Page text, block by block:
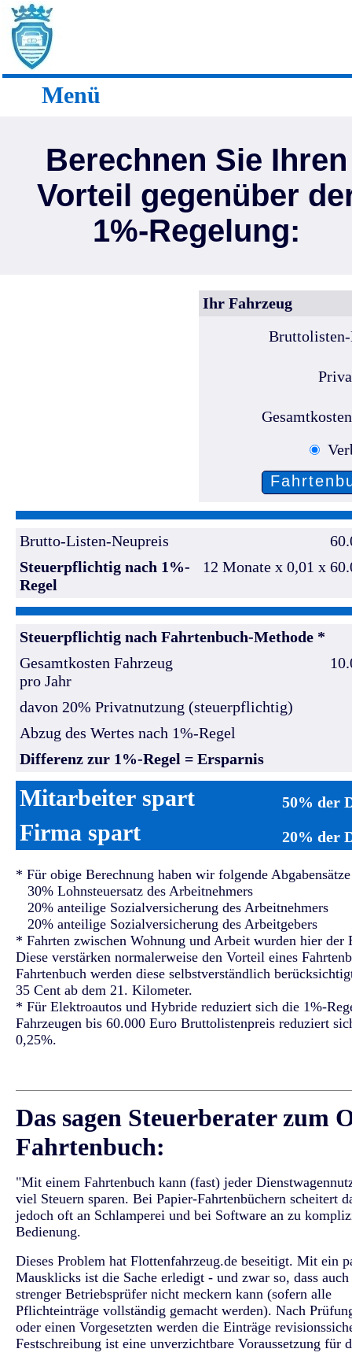
Menü
Berechnen Sie Ihren
Vorteil gegenüber
1%-Regelung:
Ihr Fahrzeug
Brutto-Listen-Neupreis
Steuerpflichtig nach 1%-
Regel
12 Monate x 0,01 x
Steuerpflichtig nach Fahrtenbuch-Methode *
Gesamtkosten Fahrzeug
pro Jahr
davon 20% Privatnutzung (steuerpflichtig)
Abzug des Wertes nach 1%-Regel
Differenz zur 1%-Regel = Ersparnis
Mitarbeiter spart 50% der
Firma spart 20% der
* Für obige Berechnung haben wir folgende
30% Lohnsteuersatz des Arbeitnehmers
20% anteilige Sozialversicherung des Arbeitnehmers
20% anteilige Sozialversicherung des Arbeitgebers
* Fahrten zwischen Wohnung und Arbeit wurden hier der
Diese verstärken normalerweise den Vorteil eines
Fahrtenbuch werden diese selbstverständlich
35 Cent ab dem 21. Kilometer.
* Für Elektroautos und Hybride reduziert sich die 1%-
Fahrzeugen bis 60.000 Euro Bruttolistenpreis reduziert
0,25%.
Das sagen Steuerberater zum
Fahrtenbuch:
"Mit einem Fahrtenbuch kann (fast) jeder
viel Steuern sparen. Bei Papier-Fahrtenbüchern scheitert
jedoch oft an Schlamperei und bei Software an zu
Bedienung.
Dieses Problem hat Flottenfahrzeug.de beseitigt. Mit ein
Mausklicks ist die Sache erledigt - und zwar so, dass
strenger Betriebsprüfer nicht meckern kann (sofern alle
Pflichteinträge vollständig gemacht werden). Nach
oder einen Vorgesetzten werden die Einträge
Festschreibung ist eine unverzichtbare Voraussetzung für